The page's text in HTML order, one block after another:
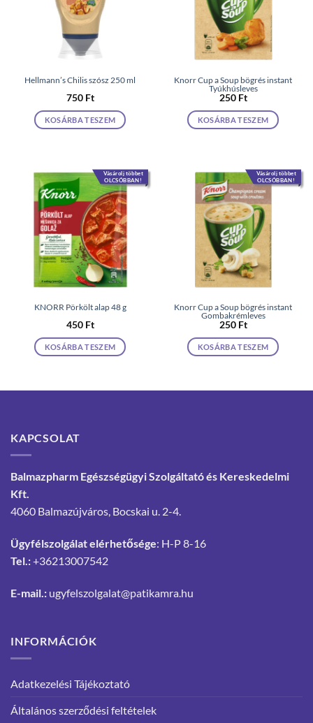
Hellmann’s Chilis szósz 250 ml
750 Ft
KOSÁRBA TESZEM
Knorr Cup a Soup bögrés instant
Tyúkhúsleves
250 Ft
KOSÁRBA TESZEM
Vásárolj többet
OLCSÓBBAN!
KNORR Pörkölt alap 48 g
450 Ft
KOSÁRBA TESZEM
Vásárolj többet
OLCSÓBBAN!
Knorr Cup a Soup bögrés instant
Gombakrémleves
250 Ft
KOSÁRBA TESZEM
KAPCSOLAT
Balmazpharm Egészségügyi Szolgáltató és Kereskedelmi
Kft.
4060 Balmazújváros, Bocskai u. 2-4.
Ügyfélszolgálat elérhetősége: H-P 8-16
Tel.:+36213007542
E-mail.: ugyfelszolgalat@patikamra.hu
INFORMÁCIÓK
Adatkezelési Tájékoztató
Általános szerződési feltételek